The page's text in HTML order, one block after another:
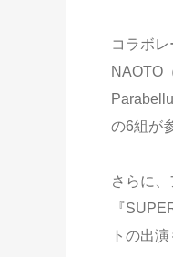
コラボ
NAOTO
の6組が
さらに
『
トの出